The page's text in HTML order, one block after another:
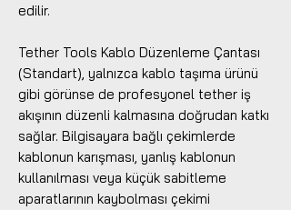
edilir.
Tether Tools Kablo Düzenleme Çantası
(Standart), yalnızca kablo taşıma ürünü
gibi görünse de profesyonel tether iş
akışının düzenli kalmasına doğrudan katkı
sağlar. Bilgisayara bağlı çekimlerde
kablonun karışması, yanlış kablonun
kullanılması veya küçük sabitleme
aparatlarının kaybolması çekimi